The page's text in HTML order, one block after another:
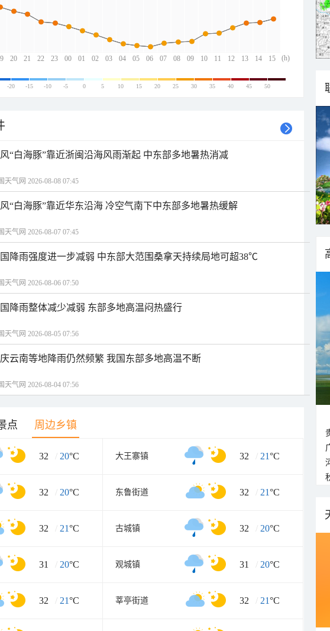
20 21 22 23 00 01 02 03 04 05 06 07 08 09 10 11 12 13 14 15
(h)
-20 -15 -10 -5 0 5 10 15 20 25 30 35 40 45 50
“白海豚”靠近浙闽沿海风雨渐起 中东部多地暑热消减
天气网 2026-08-08 07:45
“白海豚”靠近华东沿海 冷空气南下中东部多地暑热缓解
天气网 2026-08-07 07:45
降雨强度进一步减弱 中东部大范围桑拿天持续局地可超38℃
天气网 2026-08-06 07:50
降雨整体减少减弱 东部多地高温闷热盛行
天气网 2026-08-05 07:56
云南等地降雨仍然频繁 我国东部多地高温不断
天气网 2026-08-04 07:56
点 周边乡镇
32 / 20°C 大王寨镇 32 / 21°C
32 / 20°C 东鲁街道 32 / 21°C
32 / 21°C 古城镇 32 / 20°C
31 / 20°C 观城镇 31 / 20°C
32 / 21°C 莘亭街道 32 / 21°C